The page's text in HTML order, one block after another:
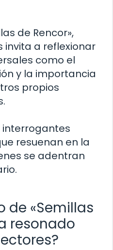
de Rencor»,
invita a reflexionar
como el
y la importancia
propios
interrogantes
resuenan en la
se adentran
de «Semillas
resonado